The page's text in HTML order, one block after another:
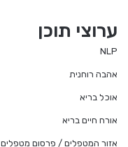
ערוצי תוכן
NLP
אהבה רוחנית
אוכל בריא
אורח חיים בריא
אזור המטפלים / פרסום מטפלים